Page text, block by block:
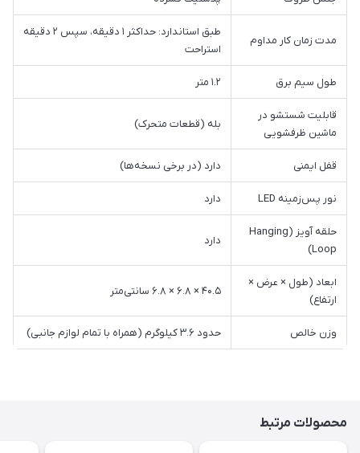
مدت زمان کار مداوم
طبق استاندارد: حداکثر ۱ دقیقه، سپس ۲ دقیقه
استراحت
طول سیم برق ۱.۲ متر
قابلیت شستشو در
ماشین ظرفشویی
بله (قطعات متحرک)
قفل ایمنی دارد (در برخی نسخه‌ها)
نور پس‌زمینه LED دارد
حلقه آویز (Hanging
Loop)
دارد
ابعاد (طول × عرض ×
ارتفاع)
۴۰.۵ × ۶.۸ × ۶.۸ سانتی‌متر
وزن خالص حدود ۳.۶ کیلوگرم (همراه با تمام لوازم جانبی)
محصولات مرتبط